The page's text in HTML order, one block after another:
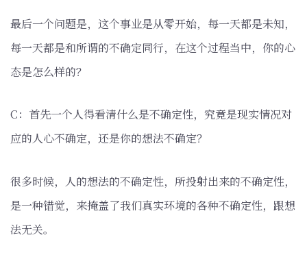
最后一个问题是，这个事业是从零开始，每一天都是未知，
每一天都是和所谓的不确定同行，在这个过程当中，你的心
态是怎么样的？
C：首先一个人得看清什么是不确定性，究竟是现实情况对
应的人心不确定，还是你的想法不确定？
很多时候，人的想法的不确定性，所投射出来的不确定性，
是一种错觉，来掩盖了我们真实环境的各种不确定性，跟想
法无关。